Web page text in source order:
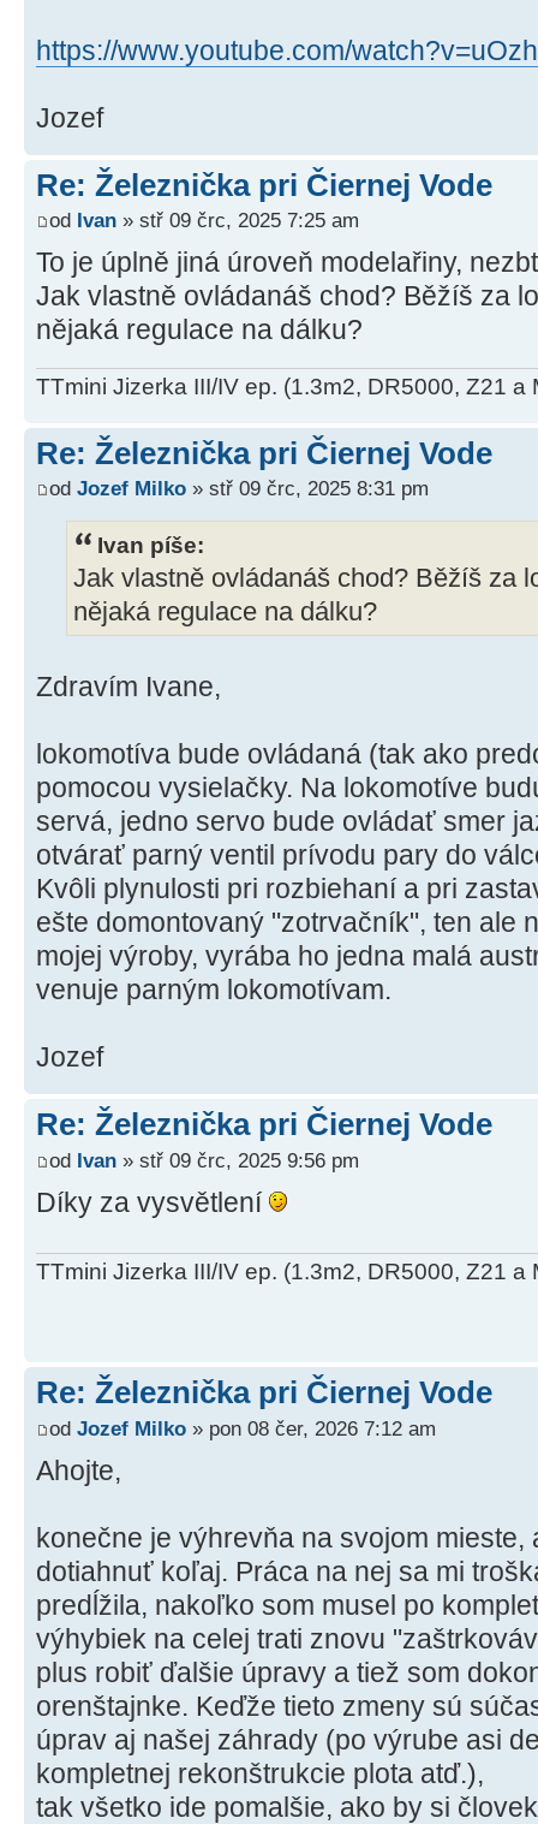
https://www.youtube.com/
Jozef
Re: Železnička pri Čiernej Vode
od Ivan » stř 09 črc, 2025 7:25 am
To je úplně jiná úroveň modelařiny,
Jak vlastně ovládanáš chod? Běžíš za
nějaká regulace na dálku?
TTmini Jizerka III/IV ep. (1.3m2, DR5000, Z21 a
Re: Železnička pri Čiernej Vode
od Jozef Milko » stř 09 črc, 2025 8:31 pm
Ivan píše:
Jak vlastně ovládanáš chod? Běžíš za
nějaká regulace na dálku?
Zdravím Ivane,
lokomotíva bude ovládaná (tak ako
pomocou vysielačky. Na lokomotíve
servá, jedno servo bude ovládať smer
otvárať parný ventil prívodu pary do
Kvôli plynulosti pri rozbiehaní a pri
ešte domontovaný "zotrvačník", ten ale
mojej výroby, vyrába ho jedna malá
venuje parným lokomotívam.
Jozef
Re: Železnička pri Čiernej Vode
od Ivan » stř 09 črc, 2025 9:56 pm
Díky za vysvětlení
TTmini Jizerka III/IV ep. (1.3m2, DR5000, Z21 a
Re: Železnička pri Čiernej Vode
od Jozef Milko » pon 08 čer, 2026 7:12 am
Ahojte,
konečne je výhrevňa na svojom mieste,
dotiahnuť koľaj. Práca na nej sa mi
predĺžila, nakoľko som musel po
výhybiek na celej trati znovu
plus robiť ďalšie úpravy a tiež som
orenštajnke. Keďže tieto zmeny sú
úprav aj našej záhrady (po výrube asi
kompletnej rekonštrukcie plota atď.),
tak všetko ide pomalšie, ako by si